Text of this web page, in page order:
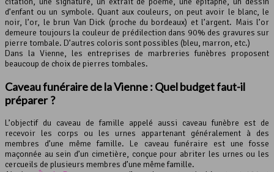
d’enfant ou un symbole. Quant aux couleurs, on peut avoir le blanc, le
noir, l’or, le brun Van Dick (proche du bordeaux) et l’argent. Mais l’or
demeure toujours la couleur de prédilection dans 90% des gravures sur
pierre tombale. D’autres coloris sont possibles (bleu, marron, etc.)
Dans la Vienne, les entreprises de marbreries funèbres proposent
beaucoup de choix de pierres tombales.
Caveau funéraire de laVienne: Quel budget faut-il
préparer ?
L’objectif du caveau de famille appelé aussi caveau funèbre est de
recevoir les corps ou les urnes appartenant généralement à des
membres d’une même famille. Le caveau funéraire est une fosse
maçonnée au sein d’un cimetière, conçue pour abriter les urnes ou les
cercueils de plusieurs membres d’une même famille.